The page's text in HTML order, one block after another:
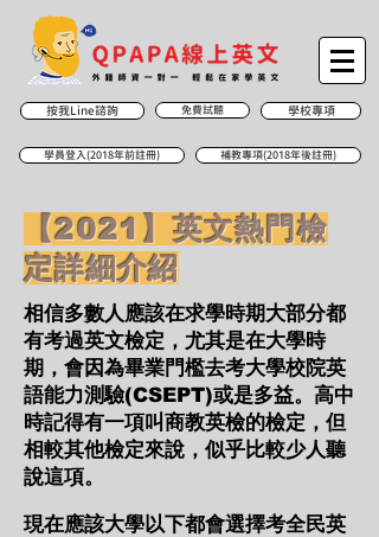
按我Line諮詢 免費試聽 學校專項
學員登入(2018年前註冊) 補教專項(2018年後註冊)
【2021】​英文熱門檢
定詳細介紹
​相信多數人應該在求學時期大部分都
有考過英文檢定，尤其是在大學時
期，會因為畢業門檻去考大學校院英
語能力測驗(CSEPT)或是多益。高中
時記得有一項叫商教英檢的檢定，但
相較其他檢定來說，似乎比較少人聽
說這項。
現在應該大學以下都會選擇考全民英